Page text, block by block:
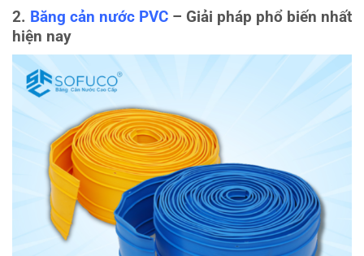
2. Băng cản nước PVC – Giải pháp phổ biến nhất
hiện nay